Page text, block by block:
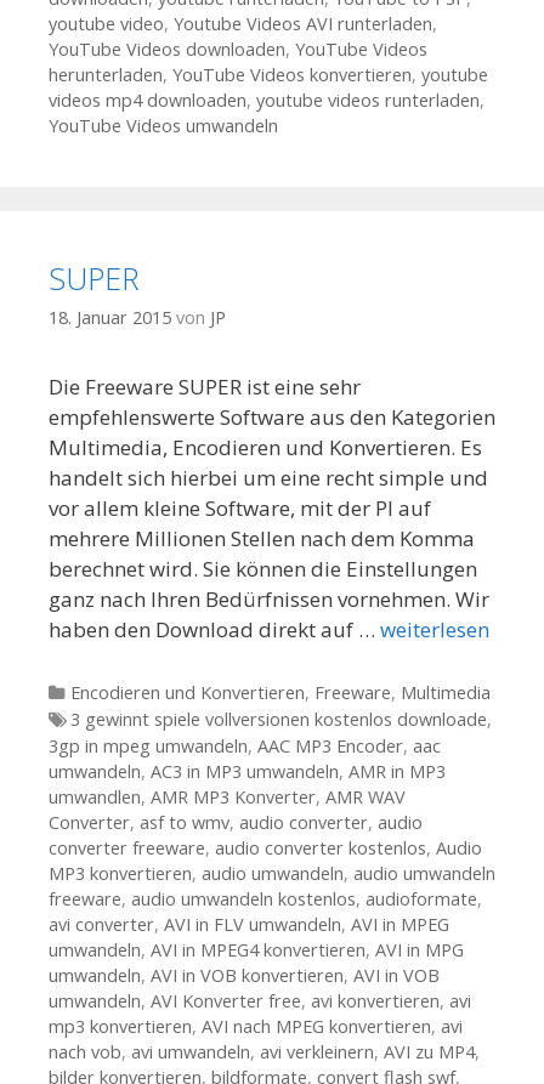
youtube video, Youtube Videos AVI runterladen,
YouTube Videos downloaden, YouTube Videos
herunterladen, YouTube Videos konvertieren, youtube
videos mp4 downloaden, youtube videos runterladen,
YouTube Videos umwandeln
SUPER
18. Januar 2015 von JP
Die Freeware SUPER ist eine sehr
empfehlenswerte Software aus den Kategorien
Multimedia, Encodieren und Konvertieren. Es
handelt sich hierbei um eine recht simple und
vor allem kleine Software, mit der PI auf
mehrere Millionen Stellen nach dem Komma
berechnet wird. Sie können die Einstellungen
ganz nach Ihren Bedürfnissen vornehmen. Wir
haben den Download direkt auf … weiterlesen
Kategorien
Encodieren und Konvertieren, Freeware, Multimedia
Tags
3 gewinnt spiele vollversionen kostenlos downloade,
3gp in mpeg umwandeln, AAC MP3 Encoder, aac
umwandeln, AC3 in MP3 umwandeln, AMR in MP3
umwandlen, AMR MP3 Konverter, AMR WAV
Converter, asf to wmv, audio converter, audio
converter freeware, audio converter kostenlos, Audio
MP3 konvertieren, audio umwandeln, audio umwandeln
freeware, audio umwandeln kostenlos, audioformate,
avi converter, AVI in FLV umwandeln, AVI in MPEG
umwandeln, AVI in MPEG4 konvertieren, AVI in MPG
umwandeln, AVI in VOB konvertieren, AVI in VOB
umwandeln, AVI Konverter free, avi konvertieren, avi
mp3 konvertieren, AVI nach MPEG konvertieren, avi
nach vob, avi umwandeln, avi verkleinern, AVI zu MP4,
bilder konvertieren, bildformate, convert flash swf,